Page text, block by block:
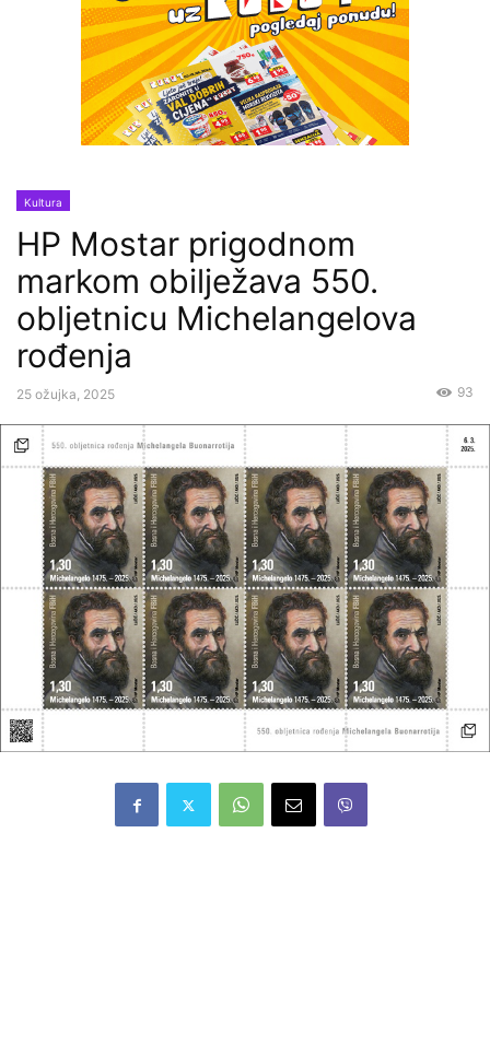
Kultura
HP Mostar prigodnom
markom obilježava 550.
obljetnicu Michelangelova
rođenja
25 ožujka, 2025 93